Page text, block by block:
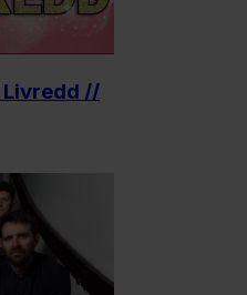
Livredd //